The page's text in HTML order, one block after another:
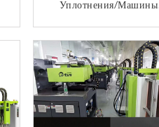
Уплотнения/машины
Жидкостной
Механическая
КОНТАКТ